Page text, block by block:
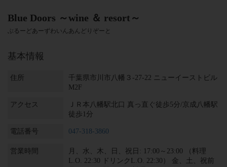
Blue Doors ～wine ＆ resort～
ぶるーどあーずわいんあんどりぞーと
基本情報
住所
千葉県市川市八幡３-27-22 ニューイーストビル
M2F
アクセス
ＪＲ本八幡駅北口 真っ直ぐ徒歩5分/京成八幡駅
徒歩1分
電話番号 047-318-3860
営業時間
月、水、木、日、祝日: 17:00～23:00 （料理
L.O. 22:30 ドリンクL.O. 22:30） 金、土、祝前